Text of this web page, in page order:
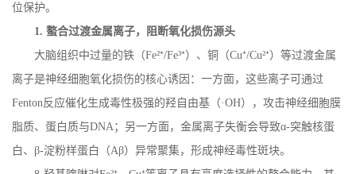
位保护。
1.螯合过渡金属离子，阻断氧化损伤源头
大脑组织中过量的铁（Fe²⁺/Fe³⁺）、铜（Cu⁺/Cu²⁺）等过渡金属
离子是神经细胞氧化损伤的核心诱因：一方面，这些离子可通过
Fenton 反应催化生成毒性极强的羟自由基（·OH），攻击神经细胞膜
脂质、蛋白质与DNA ；另一方面，金属离子失衡会导致α-突触核蛋
白、β-淀粉样蛋白（Aβ）异常聚集，形成神经毒性斑块。